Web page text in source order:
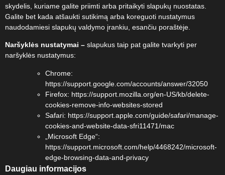
skydelis, kuriame galite priimti arba pritaikyti slapukų nuostatas.
Galite bet kada atšaukti sutikimą arba koreguoti nustatymus
naudodamiesi slapukų valdymo įrankiu, esančiu poraštėje.
Naršyklės nustatymai – slapukus taip pat galite tvarkyti per
naršyklės nustatymus:
Chrome:
https://support.google.com/accounts/answer/32050
Firefox: https://support.mozilla.org/en-US/kb/delete-
cookies-remove-info-websites-stored
Safari: https://support.apple.com/guide/safari/manage-
cookies-and-website-data-sfri11471/mac
„Microsoft Edge“:
https://support.microsoft.com/help/4468242/microsoft-
edge-browsing-data-and-privacy
Daugiau informacijos